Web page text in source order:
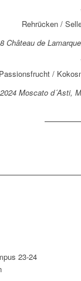
Rehrücken /
Château de
Passionsfrucht /
2024 Moscato d´Asti,
23-24